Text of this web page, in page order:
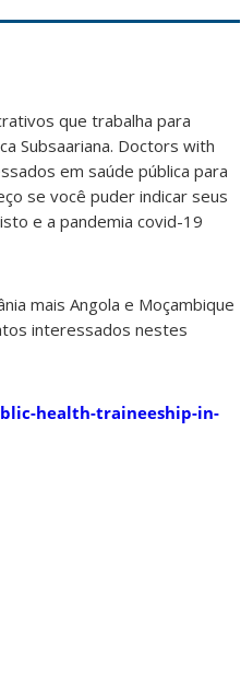
que trabalha para
Subsaariana. Doctors with
em saúde pública para
se você puder indicar seus
e a pandemia covid-19
mais Angola e Moçambique
interessados nestes
health-traineeship-in-